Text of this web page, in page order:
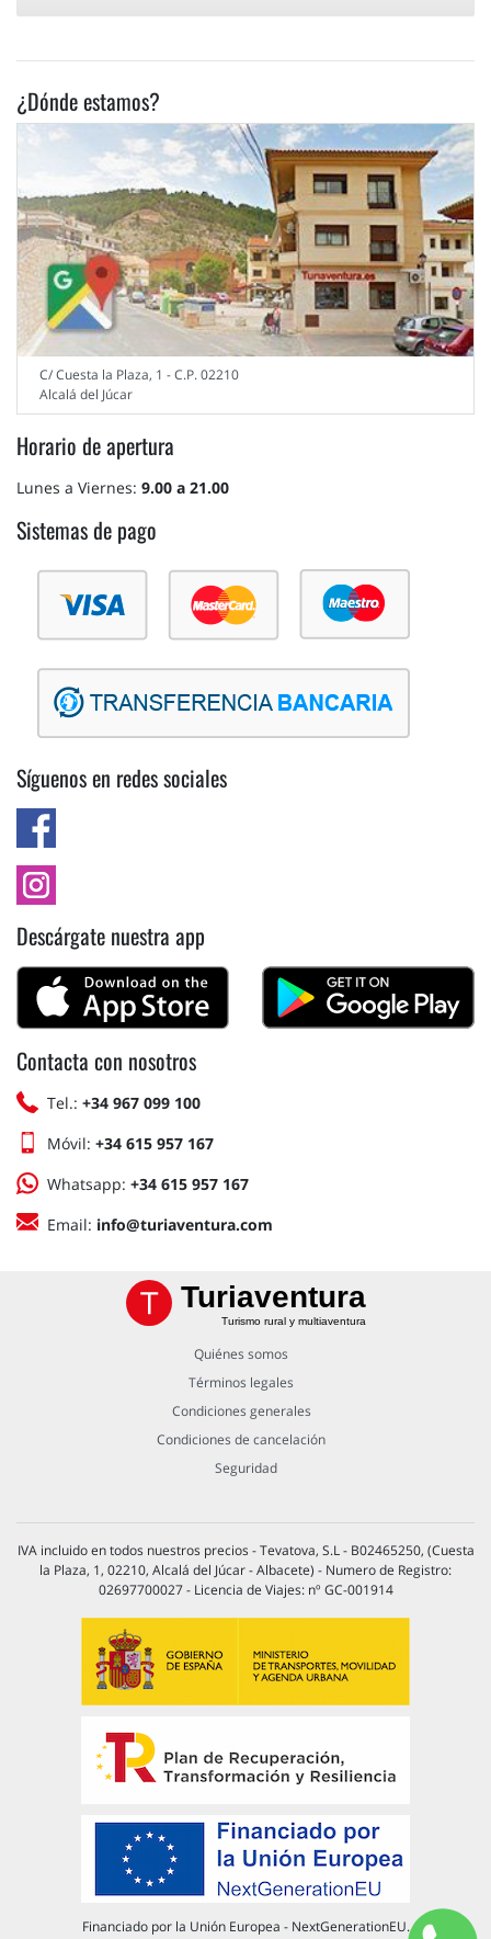
¿Dónde estamos?
C/ Cuesta la Plaza, 1 - C.P. 02210
Alcalá del Júcar
Horario de apertura
Lunes a Viernes: 9.00 a 21.00
Sistemas de pago
Síguenos en redes sociales
Descárgate nuestra app
Contacta con nosotros
Tel.: +34 967 099 100
Móvil: +34 615 957 167
Whatsapp: +34 615 957 167
Email: info@turiaventura.com
Turiaventura
Turismo rural y multiaventura
Quiénes somos
Términos legales
Condiciones generales
Condiciones de cancelación
Seguridad
IVA incluido en todos nuestros precios - Tevatova, S.L - B02465250, (Cuesta
la Plaza, 1, 02210, Alcalá del Júcar - Albacete) - Numero de Registro:
02697700027 - Licencia de Viajes: nº GC-001914
Financiado por la Unión Europea - NextGenerationEU.